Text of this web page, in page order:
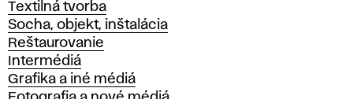
Textilná tvorba
Socha, objekt, inštalácia
Reštaurovanie
Intermédiá
Grafika a iné médiá